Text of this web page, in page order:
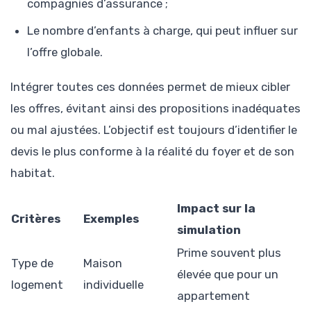
compagnies d’assurance ;
Le nombre d’enfants à charge, qui peut influer sur
l’offre globale.
Intégrer toutes ces données permet de mieux cibler
les offres, évitant ainsi des propositions inadéquates
ou mal ajustées. L’objectif est toujours d’identifier le
devis le plus conforme à la réalité du foyer et de son
habitat.
Critères Exemples
Impact sur la
simulation
Type de
logement
Maison
individuelle
Prime souvent plus
élevée que pour un
appartement